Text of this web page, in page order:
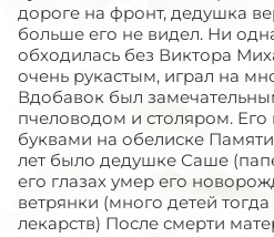
дороге на фронт, дедушка
больше его не видел. Ни
обходилась без Виктора
очень рукастым, играл на
Вдобавок был
пчеловодом и столяром.
буквами на обелиске
лет было дедушке Саше
его глазах умер его
ветрянки (много детей
лекарств) После смерти